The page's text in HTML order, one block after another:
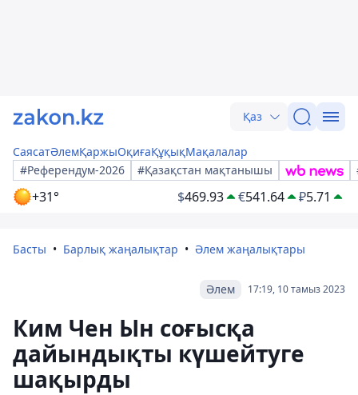
Қаз
СаясатӘлемҚаржыОқиғаҚұқықМақалалар
#Референдум-2026
#Қазақстан мақтанышы
+31° $469.93 €541.64 ₽5.71
Басты Барлық жаңалықтар Әлем жаңалықтары
17:19, 10 тамыз 2023
Әлем
Ким Чен Ын соғысқа
дайындықты күшейтуге
шақырды